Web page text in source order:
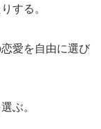
する。
愛を自由に選び
ぶ。